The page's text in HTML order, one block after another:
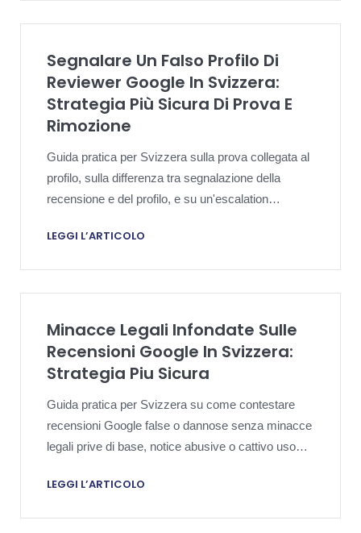
Segnalare Un Falso Profilo Di
Reviewer Google In Svizzera:
Strategia Più Sicura Di Prova E
Rimozione
Guida pratica per Svizzera sulla prova collegata al
profilo, sulla differenza tra segnalazione della
recensione e del profilo, e su un'escalation
LEGGI L’ARTICOLO
Minacce Legali Infondate Sulle
Recensioni Google In Svizzera:
Strategia Piu Sicura
Guida pratica per Svizzera su come contestare
recensioni Google false o dannose senza minacce
legali prive di base, notice abusive o cattivo uso
LEGGI L’ARTICOLO